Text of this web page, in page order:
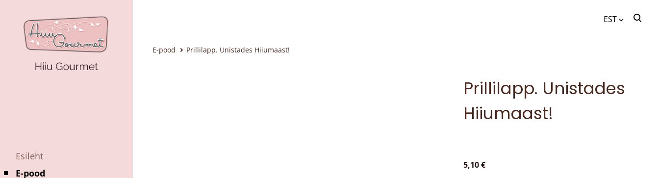
EST
Esileht
E-pood
E-pood Prillilapp. Unistades Hiiumaast!
Prillilapp. Unistades
Hiiumaast!
5,10 €